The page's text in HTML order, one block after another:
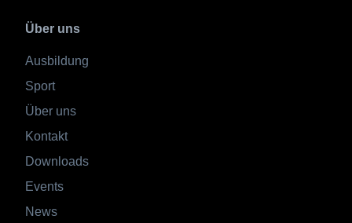
Über uns
Ausbildung
Sport
Über uns
Kontakt
Downloads
Events
News